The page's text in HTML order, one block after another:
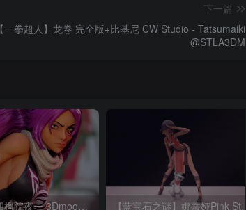
下一篇
【一拳超人】龙卷 完全版+比基尼 CW Studio - Tatsumaiki
@STLA3DM
【境·界】四枫院夜一 3Dmoonn Yoruichi NSFW 【蓝宝石之谜】娜蒂娅Pink Studio_Nadia_@stl_zone